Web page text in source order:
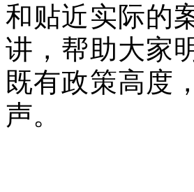
和贴近实际的
讲，帮助大家
既有政策高度
声。